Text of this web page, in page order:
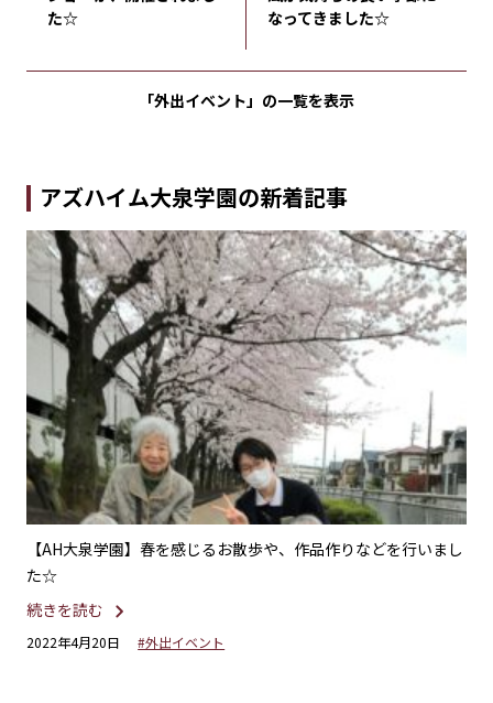
た☆
なってきました☆
「外出イベント」の一覧を表示
アズハイム大泉学園の新着記事
【AH大泉学園】春を感じるお散歩や、作品作りなどを行いまし
た☆
続きを読む
2022年4月20日 #外出イベント